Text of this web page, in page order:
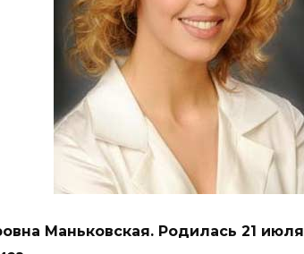
Маньковская. Родилась 21 июля